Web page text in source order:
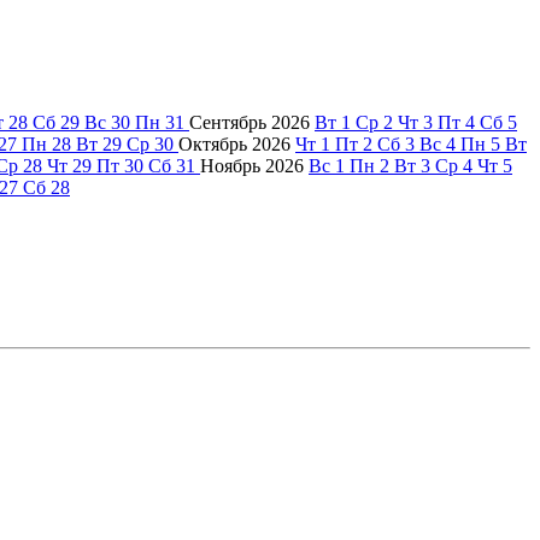
28 Сб 29 Вс 30 Пн 31 Сентябрь 2026 Вт 1 Ср 2 Чт 3 Пт 4 Сб 5
27 Пн 28 Вт 29 Ср 30 Октябрь 2026 Чт 1 Пт 2 Сб 3 Вс 4 Пн 5 Вт
28 Чт 29 Пт 30 Сб 31 Ноябрь 2026 Вс 1 Пн 2 Вт 3 Ср 4 Чт 5
27 Сб 28